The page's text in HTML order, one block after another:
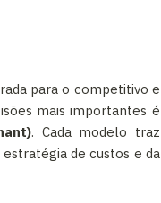
para o competitivo e
mais importantes é
. Cada modelo traz
de custos e da